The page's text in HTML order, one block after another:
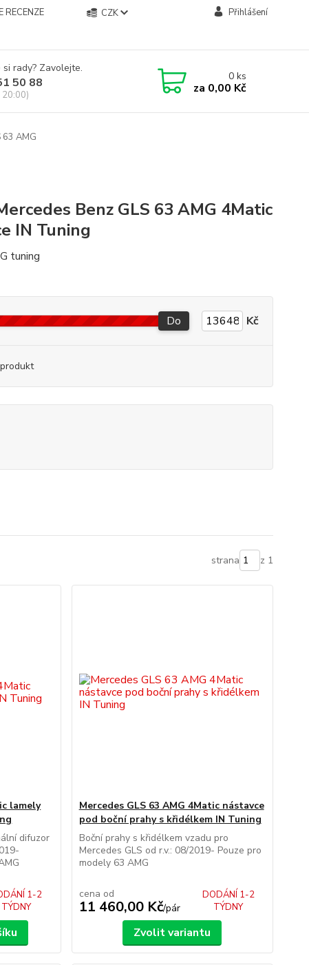
RECENZE
CZK Přihlášení
si rady? Zavolejte.
50 88 0ks
za 0,00 Kč
63 AMG
Benz GLS 63 AMG 4Matic
IN Tuning
Do Kč
strana z 1
lamely
difuzor
1-2
TÝDNY
Mercedes GLS 63 AMG 4Matic nástavce
pod boční prahy s křidélkem IN Tuning
Boční prahy s křidélkem vzadu pro
Mercedes GLS od r.v.: 08/2019- Pouze pro
modely 63 AMG
cena od
11 460,00 Kč/pár
DODÁNÍ 1-2
TÝDNY
Zvolit variantu